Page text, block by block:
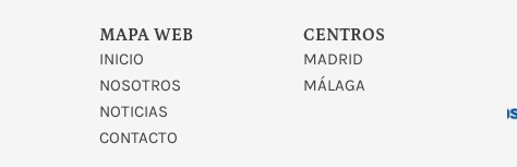
MAPA WEB
INICIO
NOSOTROS
NOTICIAS
CONTACTO
CENTROS
MADRID
MÁLAGA